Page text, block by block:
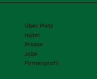
Uber Platz
Hotel
Presse
Jobs
Firmenprofil